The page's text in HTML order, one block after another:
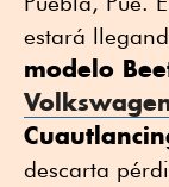
estará
modelo
descarta